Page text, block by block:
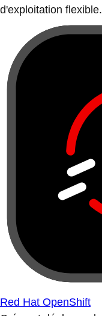
d'exploitation flexible.
Red Hat OpenShift